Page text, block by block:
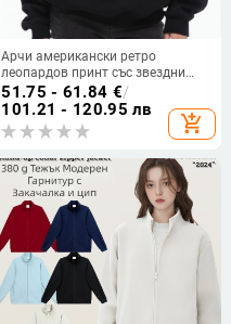
Арчи американски ретро
леопардов принт със звездни
мотиви, поларена подплата,
качулков пуловер-суитшърт с
свободна кройка, дълги ръкави
51.75 - 61.84 €/
101.21 - 120.95 лв
add_shopping_cart